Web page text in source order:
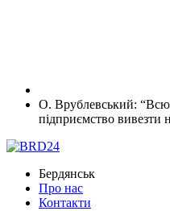
О. Врублевський: “Всю
підприємство вивезти
Бердянськ
Про нас
Контакти